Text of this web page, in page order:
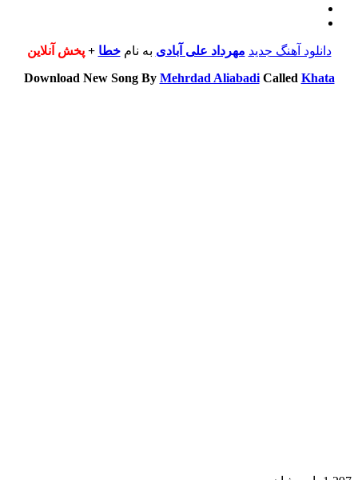
دانلود آهنگ جدید مهرداد علی آبادیبه نامخطا+پخش آنلاین
Download New Song ByMehrdad AliabadiCalledKhata